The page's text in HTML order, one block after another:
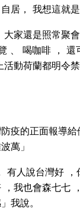
居， 我想這就是
家還是照常聚會
、 喝咖啡 ， 還
動荷蘭都明令
疫的正面報導
萬」
有人說台灣好 ，
，我也會森七七
我說。